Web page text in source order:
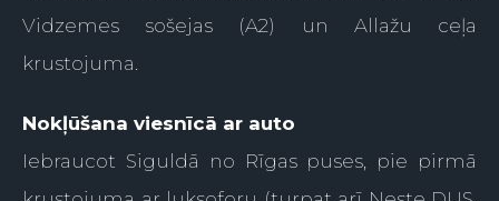
Vidzemes sošejas (A2) un Allažu ceļa
krustojuma.
Nokļūšana viesnīcā ar auto
Iebraucot Siguldā no Rīgas puses, pie pirmā